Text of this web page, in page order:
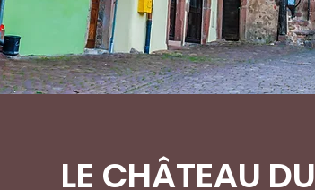
LE CHÂTEAU DU